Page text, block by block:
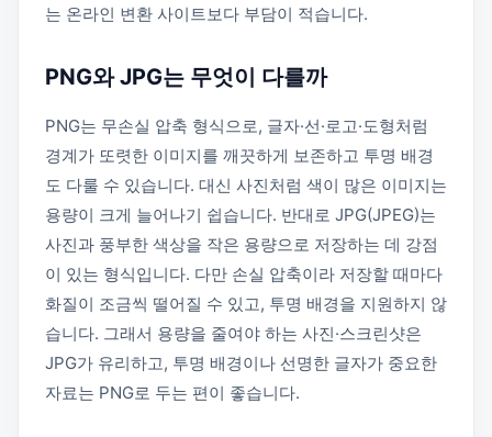
는 온라인 변환 사이트보다 부담이 적습니다.
PNG와 JPG는 무엇이 다를까
PNG는 무손실 압축 형식으로, 글자·선·로고·도형처럼
경계가 또렷한 이미지를 깨끗하게 보존하고 투명 배경
도 다룰 수 있습니다. 대신 사진처럼 색이 많은 이미지는
용량이 크게 늘어나기 쉽습니다. 반대로 JPG(JPEG)는
사진과 풍부한 색상을 작은 용량으로 저장하는 데 강점
이 있는 형식입니다. 다만 손실 압축이라 저장할 때마다
화질이 조금씩 떨어질 수 있고, 투명 배경을 지원하지 않
습니다. 그래서 용량을 줄여야 하는 사진·스크린샷은
JPG가 유리하고, 투명 배경이나 선명한 글자가 중요한
자료는 PNG로 두는 편이 좋습니다.